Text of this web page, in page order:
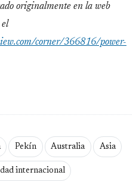
originalmente en la web
el
corner/366816/power-
Pekín Australia Asia
internacional